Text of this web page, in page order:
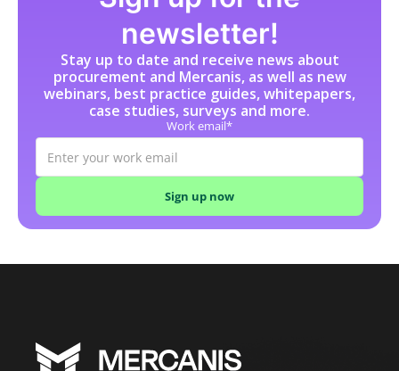
Indirekte Beschaffung
J
L
Leistungsbeschreibung (SoW)
N
newsletter!
Stay up to date and receive news about
procurement and Mercanis, as well as new
webinars, best practice guides, whitepapers,
case studies, surveys and more.
Work email*